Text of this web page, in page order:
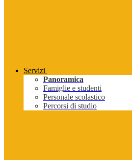
Servizi
Panoramica
Famiglie e studenti
Personale scolastico
Percorsi di studio